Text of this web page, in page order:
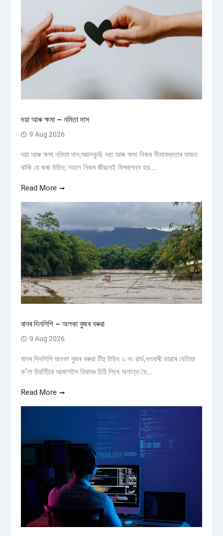
দয়া আৰু ক্ষমা – নমিতা দাস
9 Aug 2026
দয়া আৰু ক্ষমা নমিতা দাস,শুৱালকুছি দয়া আৰু ক্ষমা নিজৰ সীমাবদ্ধতাৰ মাজত
থাকি হে কৰা উচিত, নহলে নিজৰ জীৱনেই বিপদাপন্ন হয়...
Read More
বানৰ দিনলিপি – অলকা বুজৰ বৰুৱা
9 Aug 2026
বানৰ দিনলিপি অলকা বুজৰ বৰুৱা টিহু টাউন ৩ নং ৱাৰ্ড,নলবাৰী ডাৱৰে যেতিয়া
ক’লা চিয়াঁহীৰে আকাশলৈ বিষাদৰ চিঠি লিখে অশান্ত হৈ...
Read More